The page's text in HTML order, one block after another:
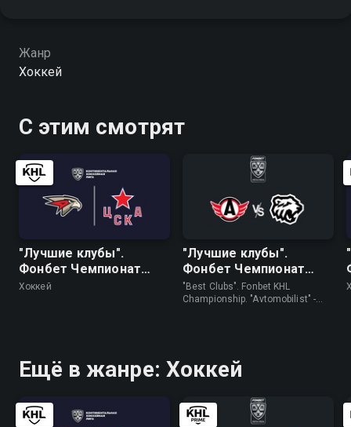
Жанр
Хоккей
С этим смотрят
"Лучшие клубы".
Фонбет Чемпионат
КХЛ. "Авангард" - ЦСКА
Хоккей
"Лучшие клубы".
Фонбет Чемпионат
КХЛ. "Автомобилист" -
"Трактор"
"Best Clubs". Fonbet KHL
Championship. "Avtomobilist" -
Ещё в жанре: Хоккей